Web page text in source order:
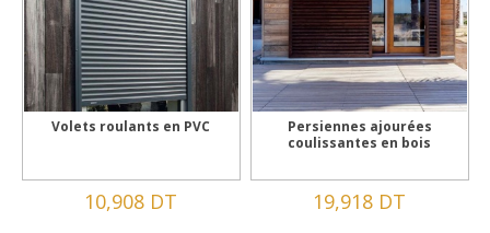
Volets roulants en PVC
10,908 DT
Persiennes ajourées
coulissantes en bois
19,918 DT